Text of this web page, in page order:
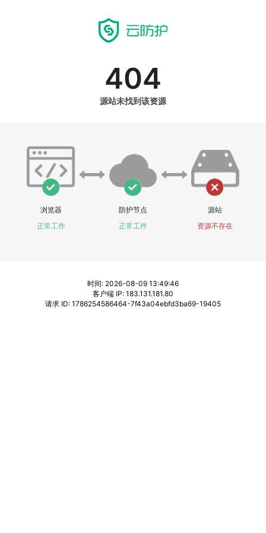
404
源站未找到该资源
浏览器
正常工作
防护节点
正常工作
源站
资源不存在
时间: 2026-08-09 13:49:46
客户端 IP: 183.131.181.80
请求 ID: 1786254586464-7f43a04ebfd3ba69-19405